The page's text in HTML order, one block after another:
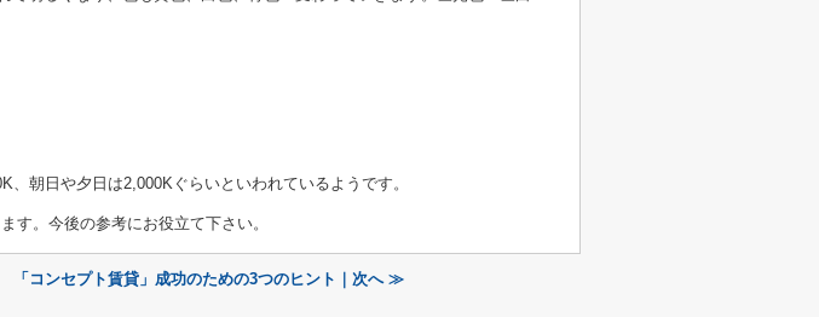
朝日や夕日は2,000Kぐらいといわれているようです。
す。今後の参考にお役立て下さい。
「コンセプト賃貸」成功のための3つのヒント｜次へ ≫